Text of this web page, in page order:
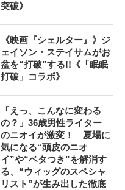
突破》
《映画『シェルター』》ジ
ェイソン・ステイサムがお
盆を“打破”する!!《「眠眠
打破」コラボ》
「えっ、こんなに変わる
の？」36歳男性ライター
のニオイが激変！ 夏場に
気になる“頭皮のニオ
イ”や“ベタつき”を解消す
る、“ウィッグのスペシャ
リスト”が生み出した徹底